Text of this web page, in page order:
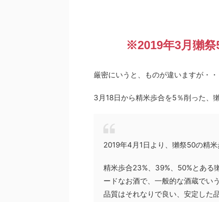
※2019年3月獺祭
厳密にいうと、ものが違いますが・・
3月18日から精米歩合を5％削った、
2019年4月1日より、獺祭50の精
精米歩合23%、39%、50%とある
ードなお酒で、一般的な酒蔵でい
品質はそれなりで良い、安定した